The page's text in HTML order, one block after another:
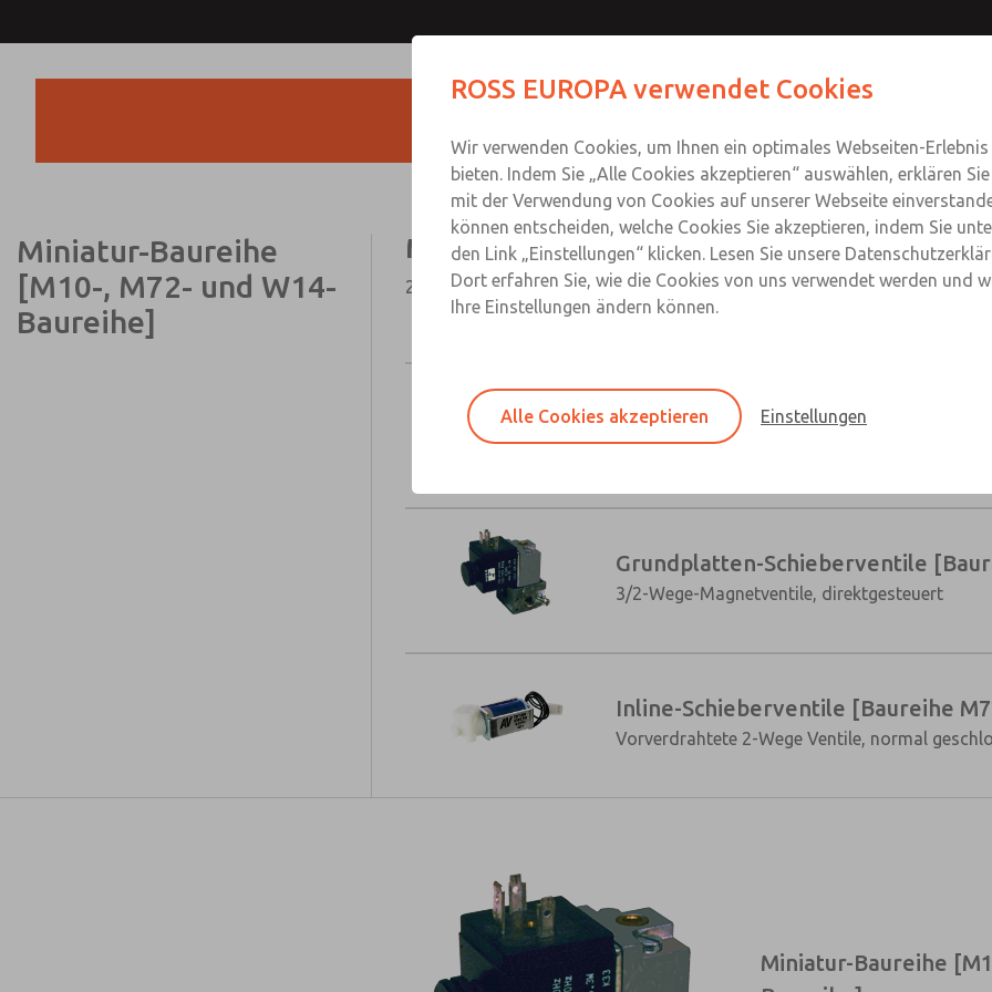
Miniatur-Baureihe
[M10-, M72- und W14-
Baureihe]
Miniatur-Baureihe [M10-, M72- und W14-
2- und 3-Wege-Leitungseinbau- und Grundplatten-Magnetventile
Inline-10-mm-Schieberventile
Vorverdrahtete 3-Wege-Ventile, normal
Grundplatten-Schieberventile
3/2-Wege-Magnetventile, direktgesteuert
Inline-Schieberventile [Baureihe
Vorverdrahtete 2-Wege Ventile, normal
Miniatur-Baureihe
×
ROSS EUROPA verwendet Cookies
Wir verwenden Cookies, um Ihnen ein optimales Webseiten-Erlebnis
bieten. Indem Sie „Alle Cookies akzeptieren“ auswählen, erklären
mit der Verwendung von Cookies auf unserer Webseite
können entscheiden, welche Cookies Sie akzeptieren, indem Sie
den Link „Einstellungen“ klicken. Lesen Sie unsere
Dort erfahren Sie, wie die Cookies von uns verwendet werden und
Ihre Einstellungen ändern können.
Alle Cookies akzeptieren Einstellungen